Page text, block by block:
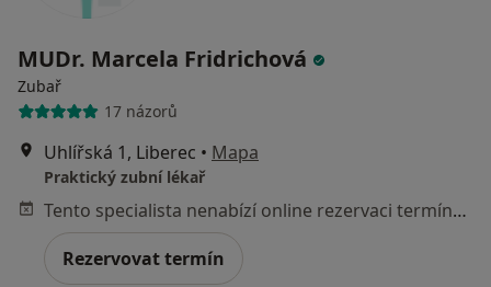
MUDr. Marcela Fridrichová
Zubař
17 názorů
Uhlířská 1, Liberec • Mapa
Praktický zubní lékař
Tento specialista nenabízí online rezervaci termínu na této adrese.
Rezervovat termín